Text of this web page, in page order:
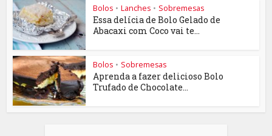
Bolos • Lanches • Sobremesas
Essa delícia de Bolo Gelado de
Abacaxi com Coco vai te...
Bolos • Sobremesas
Aprenda a fazer delicioso Bolo
Trufado de Chocolate...